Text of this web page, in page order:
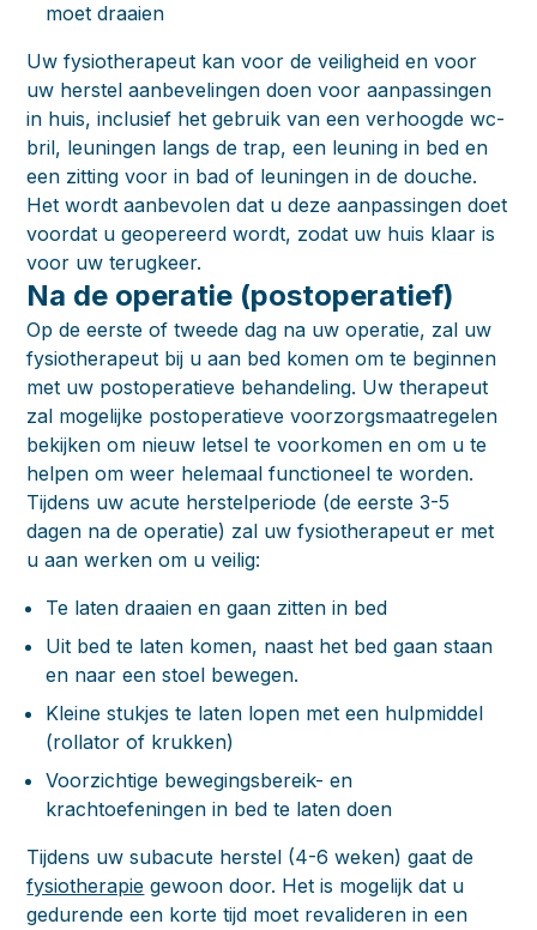
moet draaien
Uw fysiotherapeut kan voor de veiligheid en voor
uw herstel aanbevelingen doen voor aanpassingen
in huis, inclusief het gebruik van een verhoogde wc-
bril, leuningen langs de trap, een leuning in bed en
een zitting voor in bad of leuningen in de douche.
Het wordt aanbevolen dat u deze aanpassingen doet
voordat u geopereerd wordt, zodat uw huis klaar is
voor uw terugkeer.
Na de operatie (postoperatief)
Op de eerste of tweede dag na uw operatie, zal uw
fysiotherapeut bij u aan bed komen om te beginnen
met uw postoperatieve behandeling. Uw therapeut
zal mogelijke postoperatieve voorzorgsmaatregelen
bekijken om nieuw letsel te voorkomen en om u te
helpen om weer helemaal functioneel te worden.
Tijdens uw acute herstelperiode (de eerste 3-5
dagen na de operatie) zal uw fysiotherapeut er met
u aan werken om u veilig:
Te laten draaien en gaan zitten in bed
Uit bed te laten komen, naast het bed gaan staan
en naar een stoel bewegen.
Kleine stukjes te laten lopen met een hulpmiddel
(rollator of krukken)
Voorzichtige bewegingsbereik- en
krachtoefeningen in bed te laten doen
Tijdens uw subacute herstel (4-6 weken) gaat de
fysiotherapie gewoon door. Het is mogelijk dat u
gedurende een korte tijd moet revalideren in een